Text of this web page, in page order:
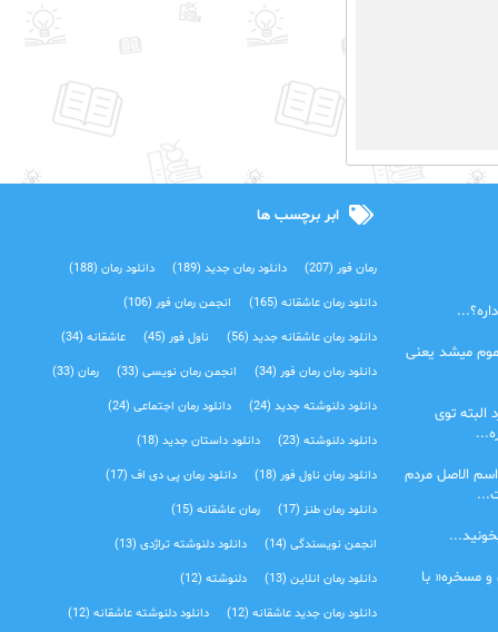
میشد یعنی
البته توی
الاصل مردم
و مسخره« با
ابر برچسب ها
رمان فور (207) دانلود رمان جدید (189) دانلود رمان (188)
دانلود رمان عاشقانه (165) انجمن رمان فور (106)
دانلود رمان عاشقانه جدید (56) ناول فور (45) عاشقانه (34)
دانلود رمان رمان فور (34) انجمن رمان نویسی (33) رمان (33)
دانلود دلنوشته جدید (24) دانلود رمان اجتماعی‌ (24)
دانلود دلنوشته (23) دانلود داستان جدید (18)
دانلود رمان ناول فور (18) دانلود رمان پی دی اف (17)
دانلود رمان طنز (17) رمان عاشقانه (15)
انجمن نویسندگی (14) دانلود دلنوشته تراژدی‌ (13)
دانلود رمان انلاین (13) دلنوشته (12)
دانلود رمان جدید عاشقانه (12) دانلود دلنوشته عاشقانه (12)